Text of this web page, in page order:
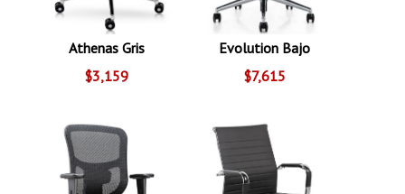
Athenas Gris
$3,159
Evolution Bajo
$7,615